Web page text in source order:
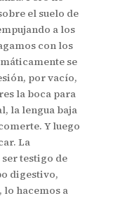
el suelo de
a los
con los
se
por vacío,
la boca para
la lengua baja
Y luego
La
testigo de
digestivo,
lo hacemos a